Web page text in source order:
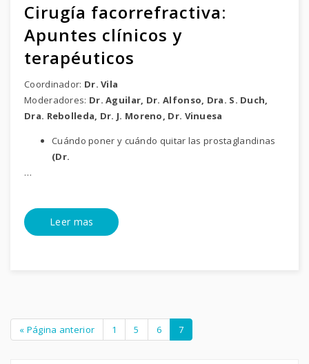
Cirugía facorrefractiva:
Apuntes clínicos y
terapéuticos
Coordinador: Dr. Vila
Moderadores: Dr. Aguilar, Dr. Alfonso, Dra. S. Duch,
Dra. Rebolleda, Dr. J. Moreno, Dr. Vinuesa
Cuándo poner y cuándo quitar las prostaglandinas
(Dr.
…
Leer mas
« Página anterior 1 5 6 7